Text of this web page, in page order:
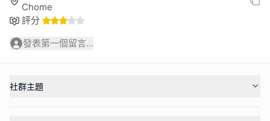
Chome
評分
發表第一個留言...
社群主題